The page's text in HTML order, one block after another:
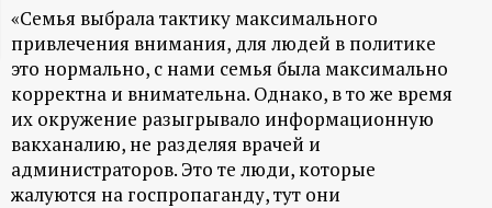
а
ц
и
о
«Семья выбрала тактику максимального
привлечения внимания, для людей в политике
это нормально, с нами семья была максимально
корректна и внимательна. Однако, в то же время
их окружение разыгрывало информационную
вакханалию, не разделяя врачей и
администраторов. Это те люди, которые
жалуются на госпропаганду, тут они